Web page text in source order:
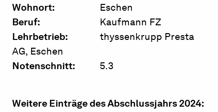
Wohnort:
Eschen
Beruf:
Kaufmann FZ
Lehrbetrieb:
thyssenkrupp Presta
AG, Eschen
Notenschnitt:
5.3
Weitere Einträge des Abschlussjahrs 2024: